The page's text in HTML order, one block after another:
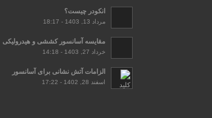
انکودر چیست؟
مرداد 13, 1403 - 18:17
مقایسه آسانسور کششی و هیدرولیکی
خرداد 27, 1403 - 14:18
الزامات آتش نشانی برای آسانسور
اسفند 28, 1402 - 17:22